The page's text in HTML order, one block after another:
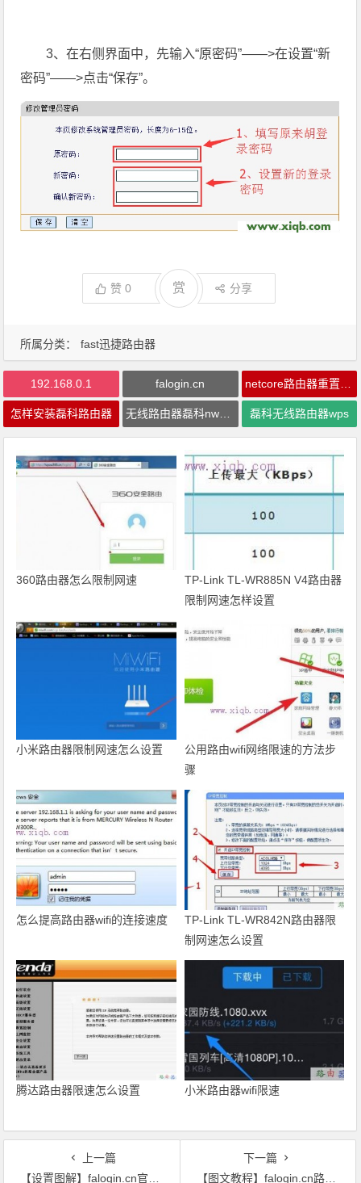
所属分类： fast迅捷路由器
3、在右侧界面中，先输入“原密码”——>在设置“新
密码”——>点击“保存”。
赞0 赏 分享
192.168.0.1 falogin.cn
怎样安装磊科路由器 磊科无线路由器wps
360路由器怎么限制网速
TP-Link TL-WR885N V4路由器
限制网速怎样设置
小米路由器限制网速怎么设置
公用路由wifi网络限速的方法步
骤
怎么提高路由器wifi的连接速度
TP-Link TL-WR842N路由器限
制网速怎么设置
腾达路由器限速怎么设置 小米路由器wifi限速
上一篇
【设置图解】falogin.cn官网？
下一篇
【图文教程】falogin.cn路由器上网设置